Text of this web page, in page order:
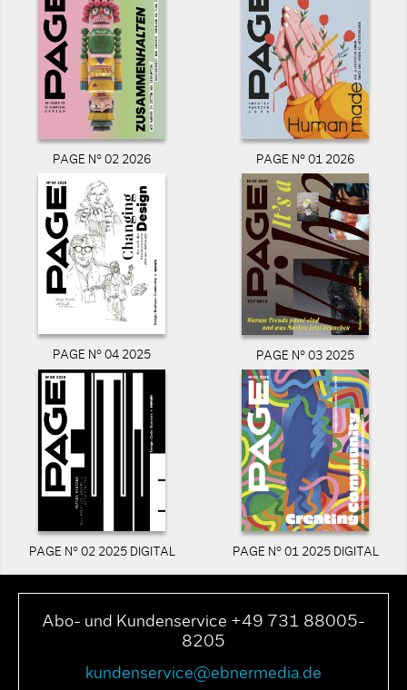
PAGE N° 02 2026 PAGE N° 01 2026
PAGE N° 04 2025 PAGE N° 03 2025
PAGE N° 02 2025 DIGITAL PAGE N° 01 2025 DIGITAL
Abo- und Kundenservice +49 731 88005-
8205
kundenservice@ebnermedia.de